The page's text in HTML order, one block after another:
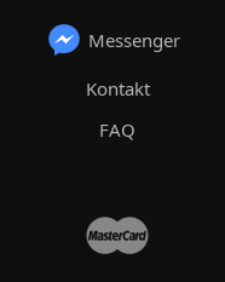
Messenger
Kontakt
FAQ